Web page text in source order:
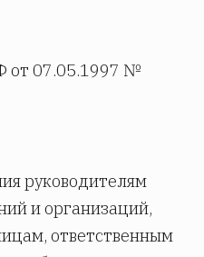
от 07.05.1997 №
руководителям
и организаций,
ответственным